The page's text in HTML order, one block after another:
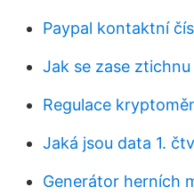
Paypal kontaktní
Jak se zase ztichnu
Regulace
Jaká jsou data 1.
Generátor herních